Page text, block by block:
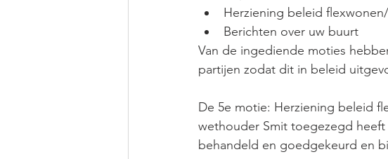
Herziening beleid
Berichten over uw buurt
Van de ingediende moties
partijen zodat dit in beleid
De 5e motie: Herziening beleid
wethouder Smit toegezegd
behandeld en goedgekeurd en